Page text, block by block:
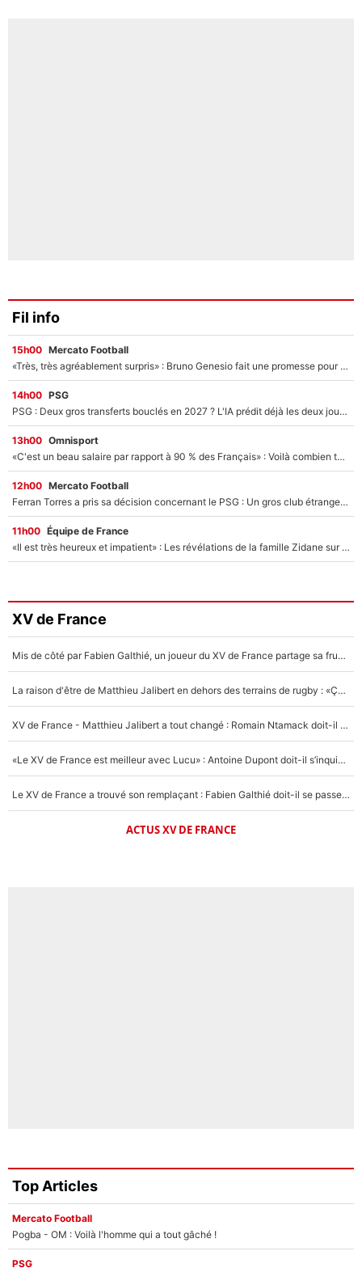
Fil info
15h00 Mercato Football
«Très, très agréablement surpris» : Bruno Genesio fait une promesse pour la suite du mercato de l’OM et rassure les supporters
14h00 PSG
PSG : Deux gros transferts bouclés en 2027 ? L'IA prédit déjà les deux joueurs qui pourraient rejoindre Luis Enrique !
13h00 Omnisport
«C'est un beau salaire par rapport à 90 % des Français» : Voilà combien touchait Nelson Monfort sur France Télévisions avant de rejoindre CNews
12h00 Mercato Football
Ferran Torres a pris sa décision concernant le PSG : Un gros club étranger prêt à relancer le feuilleton pour la signature du champion du monde 2026 !
11h00 Équipe de France
«Il est très heureux et impatient» : Les révélations de la famille Zidane sur sa prise de pouvoir en équipe de France !
XV de France
Mis de côté par Fabien Galthié, un joueur du XV de France partage sa frustration : «ils ne me l’ont pas dit tout de suite»
La raison d'être de Matthieu Jalibert en dehors des terrains de rugby : «Ça m'atteint autant que si tu touches à un membre de ma famille»
XV de France - Matthieu Jalibert a tout changé : Romain Ntamack doit-il s’inquiéter pour sa place à un an de la Coupe du monde ?
«Le XV de France est meilleur avec Lucu» : Antoine Dupont doit-il s’inquiéter pour sa place ?
Le XV de France a trouvé son remplaçant : Fabien Galthié doit-il se passer d'Antoine Dupont ?
ACTUS XV DE FRANCE
Top Articles
Mercato Football
Pogba - OM : Voilà l'homme qui a tout gâché !
PSG